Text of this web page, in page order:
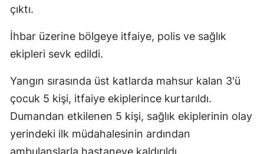
çıktı.
İhbar üzerine bölgeye itfaiye, polis ve sağlık
ekipleri sevk edildi.
Yangın sırasında üst katlarda mahsur kalan 3'ü
çocuk 5 kişi, itfaiye ekiplerince kurtarıldı.
Dumandan etkilenen 5 kişi, sağlık ekiplerinin olay
yerindeki ilk müdahalesinin ardından
ambulanslarla hastaneye kaldırıldı.